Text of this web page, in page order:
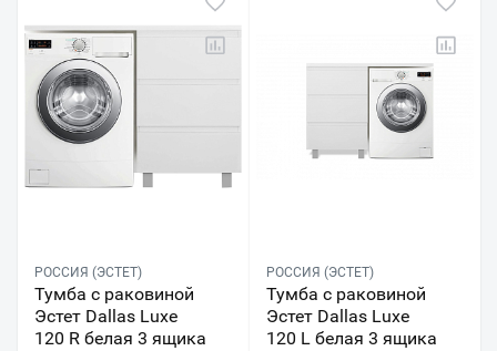
РОССИЯ (ЭСТЕТ)
Тумба с раковиной
Эстет Dallas Luxe
120 R белая 3 ящика
РОССИЯ (ЭСТЕТ)
Тумба с раковиной
Эстет Dallas Luxe
120 L белая 3 ящика